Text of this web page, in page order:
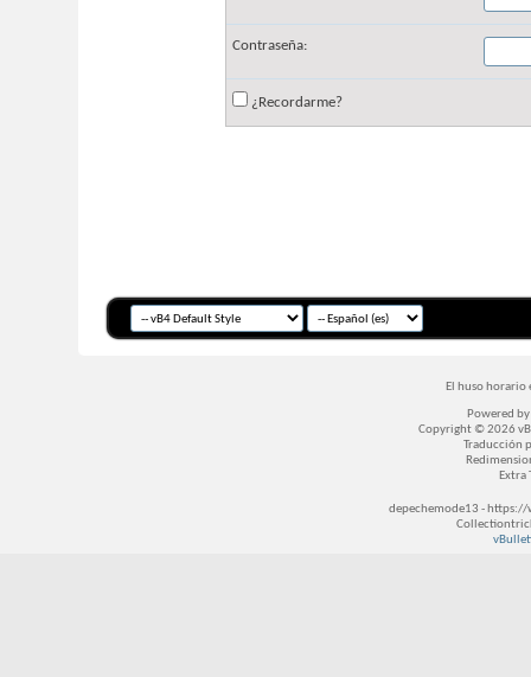
Contraseña:
¿Recordarme?
El huso horario
Powered by
Copyright © 2026
Traducción
Extra
depechemode13 -